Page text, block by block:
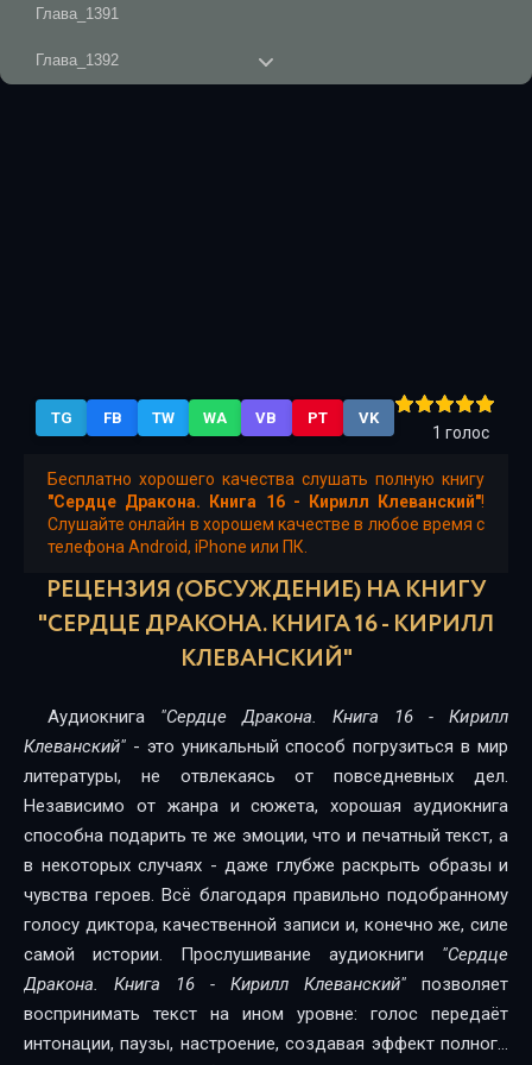
Глава_1391
Глава_1392
Глава_1400
Глава_1401
Глава_1402
Глава_1404
Глава_1406
Глава_1407
Глава_1408
Глава_1410
Глава_1412
TG FB TW WA VB PT VK
1 голос
Бесплатно хорошего качества слушать полную книгу
"Сердце Дракона. Книга 16 - Кирилл Клеванский"!
Слушайте онлайн в хорошем качестве в любое время с
телефона Android, iPhone или ПК.
РЕЦЕНЗИЯ (ОБСУЖДЕНИЕ) НА КНИГУ
"СЕРДЦЕ ДРАКОНА. КНИГА 16 - КИРИЛЛ
КЛЕВАНСКИЙ"
Аудиокнига "Сердце Дракона. Книга 16 - Кирилл
Клеванский" - это уникальный способ погрузиться в мир
литературы, не отвлекаясь от повседневных дел.
Независимо от жанра и сюжета, хорошая аудиокнига
способна подарить те же эмоции, что и печатный текст, а
в некоторых случаях - даже глубже раскрыть образы и
чувства героев. Всё благодаря правильно подобранному
голосу диктора, качественной записи и, конечно же, силе
самой истории. Прослушивание аудиокниги "Сердце
Дракона. Книга 16 - Кирилл Клеванский" позволяет
воспринимать текст на ином уровне: голос передаёт
интонации, паузы, настроение, создавая эффект полного